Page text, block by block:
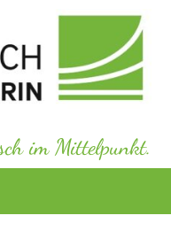
im Mittelpunkt.